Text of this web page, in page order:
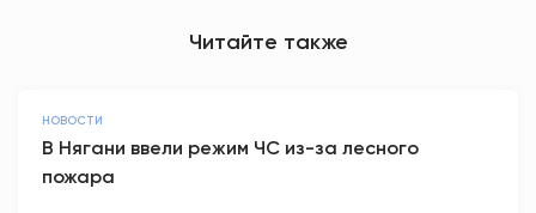
Читайте также
НОВОСТИ
В Нягани ввели режим ЧС из-за лесного
пожара